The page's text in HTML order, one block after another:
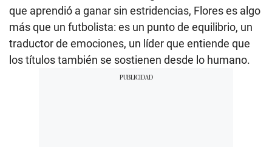
que aprendió a ganar sin estridencias, Flores es algo
más que un futbolista: es un punto de equilibrio, un
traductor de emociones, un líder que entiende que
los títulos también se sostienen desde lo humano.